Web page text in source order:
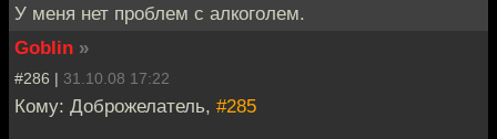
У меня нет проблем с алкоголем.
Goblin »
#286 | 31.10.08 17:22
Кому: Доброжелатель, #285